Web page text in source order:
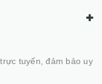
tuyến, đảm bảo uy